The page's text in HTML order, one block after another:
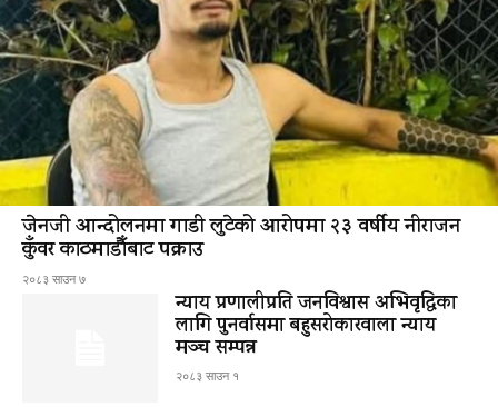
जेनजी आन्दोलनमा गाडी लुटेको आरोपमा २३ वर्षीय नीराजन
कुँवर काठमाडौँबाट पक्राउ
२०८३ साउन ७
न्याय प्रणालीप्रति जनविश्वास अभिवृद्धिका
लागि पुनर्वासमा बहुसरोकारवाला न्याय
मञ्च सम्पन्न
२०८३ साउन १